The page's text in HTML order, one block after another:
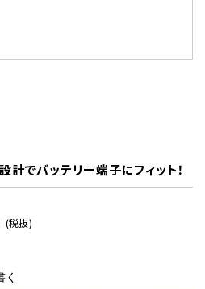
でバッテリー端子にフィット！
(税抜)
く